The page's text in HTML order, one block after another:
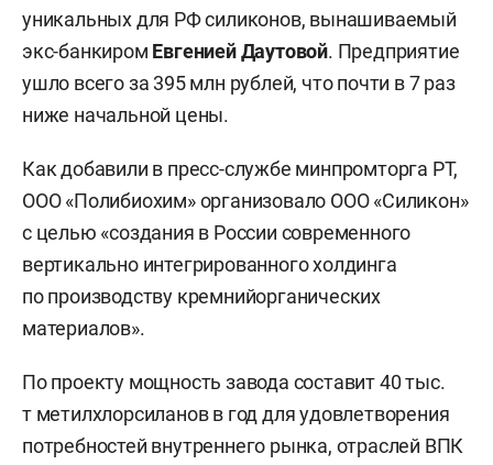
уникальных для РФ силиконов, вынашиваемый
экс-банкиром Евгенией Даутовой. Предприятие
ушло всего за 395 млн рублей, что почти в 7 раз
ниже начальной цены.
Как добавили в пресс-службе минпромторга РТ,
ООО «Полибиохим» организовало ООО «Силикон»
с целью «создания в России современного
вертикально интегрированного холдинга
по производству кремнийорганических
материалов».
По проекту мощность завода составит 40 тыс.
т метилхлорсиланов в год для удовлетворения
потребностей внутреннего рынка, отраслей ВПК